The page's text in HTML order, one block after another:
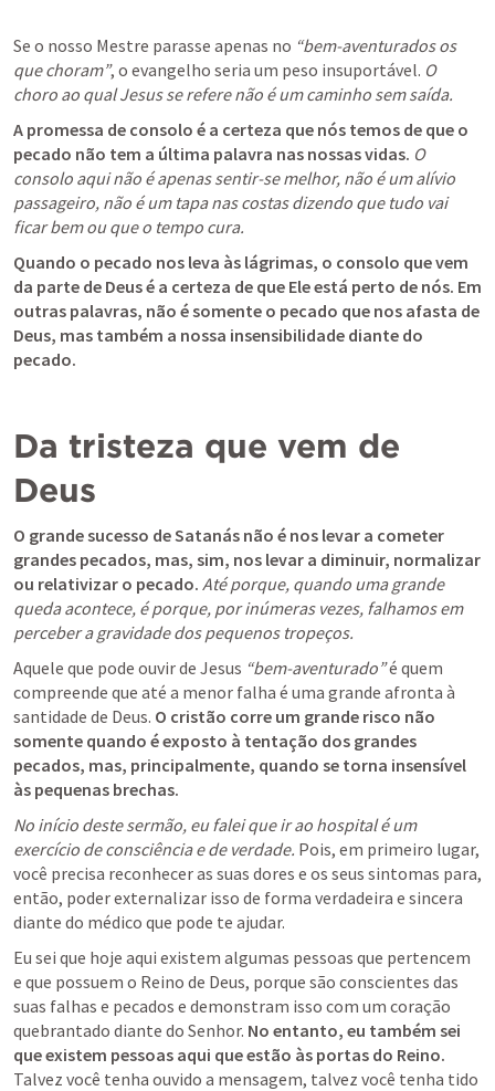
Se o nosso Mestre parasse apenas no “bem-aventurados os
que choram”, o evangelho seria um peso insuportável. O
choro ao qual Jesus se refere não é um caminho sem saída.
A promessa de consolo é a certeza que nós temos de que o
pecado não tem a última palavra nas nossas vidas. O
consolo aqui não é apenas sentir-se melhor, não é um alívio
passageiro, não é um tapa nas costas dizendo que tudo vai
ficar bem ou que o tempo cura.
Quando o pecado nos leva às lágrimas, o consolo que vem
da parte de Deus é a certeza de que Ele está perto de nós. Em
outras palavras, não é somente o pecado que nos afasta de
Deus, mas também a nossa insensibilidade diante do
pecado.
Da tristeza que vem de
Deus
O grande sucesso de Satanás não é nos levar a cometer
grandes pecados, mas, sim, nos levar a diminuir, normalizar
ou relativizar o pecado. Até porque, quando uma grande
queda acontece, é porque, por inúmeras vezes, falhamos em
perceber a gravidade dos pequenos tropeços.
Aquele que pode ouvir de Jesus “bem-aventurado” é quem
compreende que até a menor falha é uma grande afronta à
santidade de Deus. O cristão corre um grande risco não
somente quando é exposto à tentação dos grandes
pecados, mas, principalmente, quando se torna insensível
às pequenas brechas.
No início deste sermão, eu falei que ir ao hospital é um
exercício de consciência e de verdade. Pois, em primeiro lugar,
você precisa reconhecer as suas dores e os seus sintomas para,
então, poder externalizar isso de forma verdadeira e sincera
diante do médico que pode te ajudar.
Eu sei que hoje aqui existem algumas pessoas que pertencem
e que possuem o Reino de Deus, porque são conscientes das
suas falhas e pecados e demonstram isso com um coração
quebrantado diante do Senhor. No entanto, eu também sei
que existem pessoas aqui que estão às portas do Reino.
Talvez você tenha ouvido a mensagem, talvez você tenha tido